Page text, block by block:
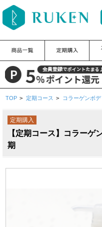
TOP > 定期コース > コラーゲンボ
定期購入
【定期コース】コラーゲ
期